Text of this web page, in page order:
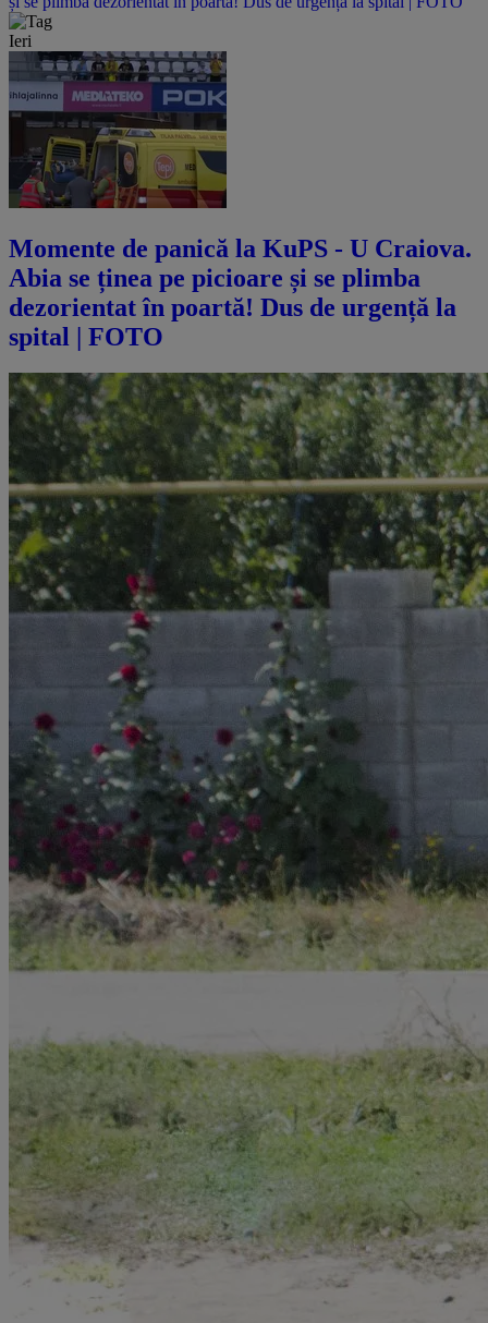
Ieri
Momente de panică la KuPS - U Craiova.
Abia se ținea pe picioare și se plimba
dezorientat în poartă! Dus de urgență la
spital | FOTO